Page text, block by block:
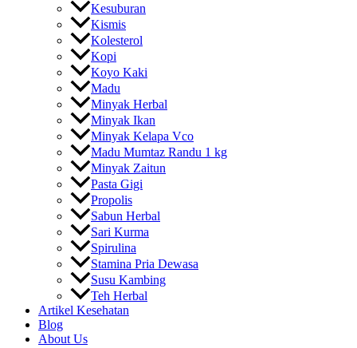
Kesuburan
Kismis
Kolesterol
Kopi
Koyo Kaki
Madu
Minyak Herbal
Minyak Ikan
Minyak Kelapa Vco
Madu Mumtaz Randu 1 kg
Minyak Zaitun
Pasta Gigi
Propolis
Sabun Herbal
Sari Kurma
Spirulina
Stamina Pria Dewasa
Susu Kambing
Teh Herbal
Artikel Kesehatan
Blog
About Us